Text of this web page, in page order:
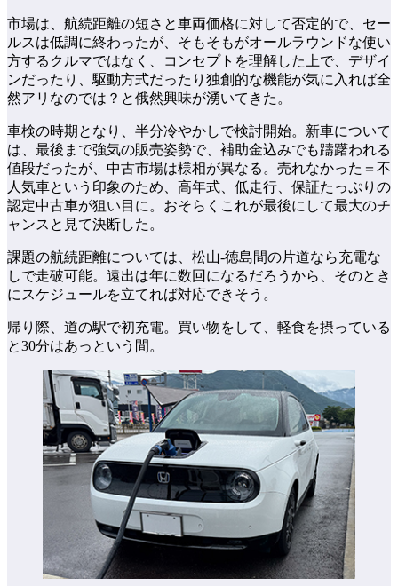
市場は、航続距離の短さと車両価格に対して否定的で、セー
ルスは低調に終わったが、そもそもがオールラウンドな使い
方するクルマではなく、コンセプトを理解した上で、デザイ
ンだったり、駆動方式だったり独創的な機能が気に入れば全
然アリなのでは？と俄然興味が湧いてきた。
車検の時期となり、半分冷やかしで検討開始。新車について
は、最後まで強気の販売姿勢で、補助金込みでも躊躇われる
値段だったが、中古市場は様相が異なる。売れなかった＝不
人気車という印象のため、高年式、低走行、保証たっぷりの
認定中古車が狙い目に。おそらくこれが最後にして最大のチ
ャンスと見て決断した。
課題の航続距離については、松山-徳島間の片道なら充電な
しで走破可能。遠出は年に数回になるだろうから、そのとき
にスケジュールを立てれば対応できそう。
帰り際、道の駅で初充電。買い物をして、軽食を摂っている
と30分はあっという間。